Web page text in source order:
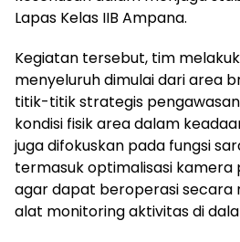
Lapas Kelas IIB Ampana.
Kegiatan tersebut, tim
menyeluruh dimulai dari area
titik-titik strategis
kondisi fisik area dalam
juga difokuskan pada fungsi
termasuk optimalisasi kamera
agar dapat beroperasi secara
alat monitoring aktivitas di